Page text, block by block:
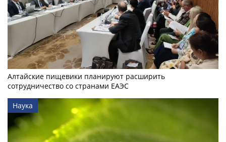
Алтайские пищевики планируют расширить
сотрудничество со странами ЕАЭС
Наука